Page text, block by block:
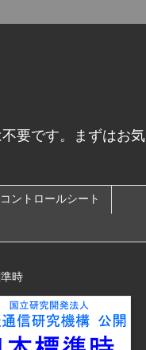
要です。まずはお気
コントロールシート
時